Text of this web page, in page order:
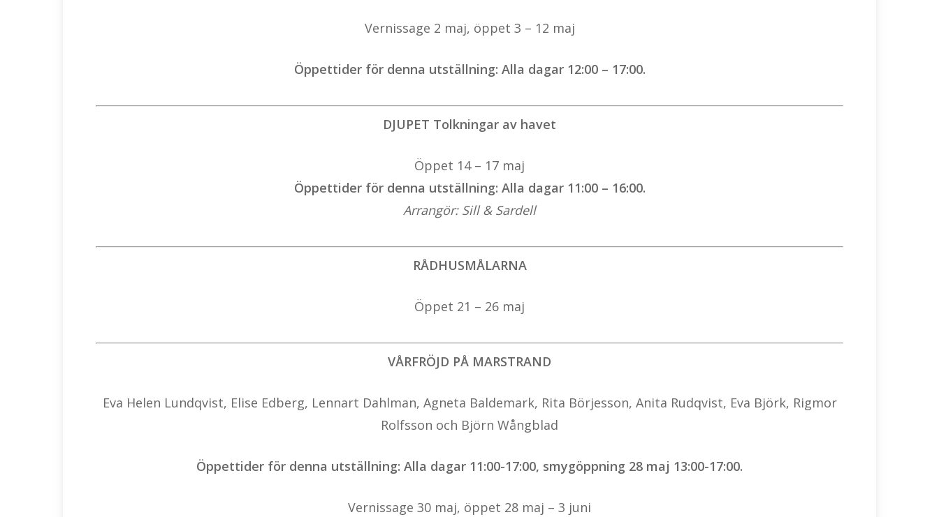
Vernissage 2 maj, öppet 3 – 12 maj
Öppettider för denna utställning: Alla dagar 12:00 – 17:00.
DJUPET Tolkningar av havet
Öppet 14 – 17 maj
Öppettider för denna utställning: Alla dagar 11:00 – 16:00.
Arrangör: Sill & Sardell
RÅDHUSMÅLARNA
Öppet 21 – 26 maj
VÅRFRÖJD PÅ MARSTRAND
Eva Helen Lundqvist, Elise Edberg, Lennart Dahlman, Agneta Baldemark, Rita Börjesson, Anita Rudqvist, Eva Björk, Rigmor
Rolfsson och Björn Wångblad
Öppettider för denna utställning: Alla dagar 11:00-17:00, smygöppning 28 maj 13:00-17:00.
Vernissage 30 maj, öppet 28 maj – 3 juni